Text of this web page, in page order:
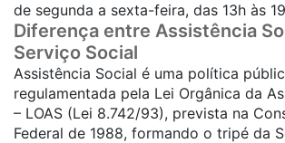
de segunda a sexta-feira, das 13h às
Diferença entre Assistência
Serviço Social
Assistência Social é uma política
regulamentada pela Lei Orgânica da
– LOAS (Lei 8.742/93), prevista na
Federal de 1988, formando o tripé da